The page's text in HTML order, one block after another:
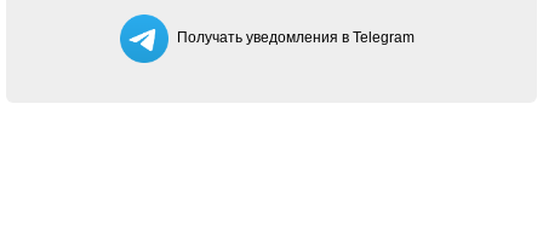
Получать уведомления в Telegram